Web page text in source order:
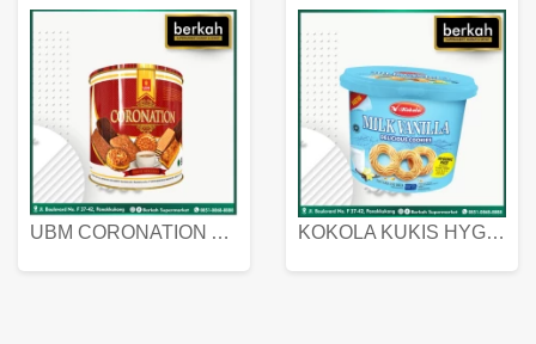
UBM CORONATION ASSORTED BISKUIT KALENG 450 GRAM KOKOLA KUKIS HYGIENIC MILK VANILLA PACK 320 GR